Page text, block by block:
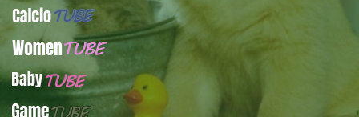
CalcioTUBE
WomenTUBE
BabyTUBE
GameTUBE